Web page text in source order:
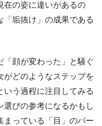
在の姿に違いがあるの
「垢抜け」の成果である
「顔が変わった」と騒ぐ
がどのようなステップを
いう過程に注目してみる
選びの参考になるかもし
まっている「目」のパー